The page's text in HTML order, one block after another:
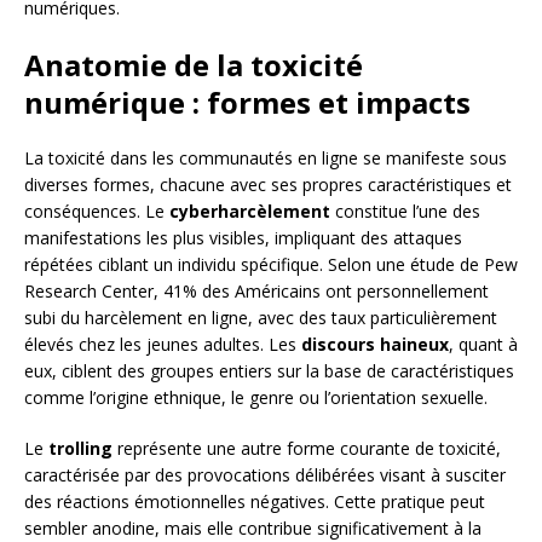
numériques.
Anatomie de la toxicité
numérique : formes et impacts
La toxicité dans les communautés en ligne se manifeste sous
diverses formes, chacune avec ses propres caractéristiques et
conséquences. Le cyberharcèlement constitue l’une des
manifestations les plus visibles, impliquant des attaques
répétées ciblant un individu spécifique. Selon une étude de Pew
Research Center, 41% des Américains ont personnellement
subi du harcèlement en ligne, avec des taux particulièrement
élevés chez les jeunes adultes. Les discours haineux, quant à
eux, ciblent des groupes entiers sur la base de caractéristiques
comme l’origine ethnique, le genre ou l’orientation sexuelle.
Le trolling représente une autre forme courante de toxicité,
caractérisée par des provocations délibérées visant à susciter
des réactions émotionnelles négatives. Cette pratique peut
sembler anodine, mais elle contribue significativement à la